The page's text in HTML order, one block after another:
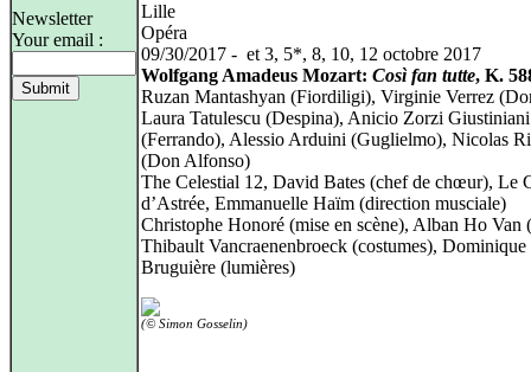
Newsletter
Your email :
Lille
Opéra
09/30/2017 - et 3, 5*, 8, 10, 12 octobre 2017
Wolfgang Amadeus Mozart: Così fan tutte, K.
Ruzan Mantashyan (Fiordiligi), Virginie Verrez
Laura Tatulescu (Despina), Anicio Zorzi Giustiniani
(Ferrando), Alessio Arduini (Guglielmo), Nicolas
(Don Alfonso)
The Celestial 12, David Bates (chef de chœur), Le
d’Astrée, Emmanuelle Haïm (direction musciale)
Christophe Honoré (mise en scène), Alban Ho Van
Thibault Vancraenenbroeck (costumes), Dominique
Bruguière (lumières)
(© Simon Gosselin)